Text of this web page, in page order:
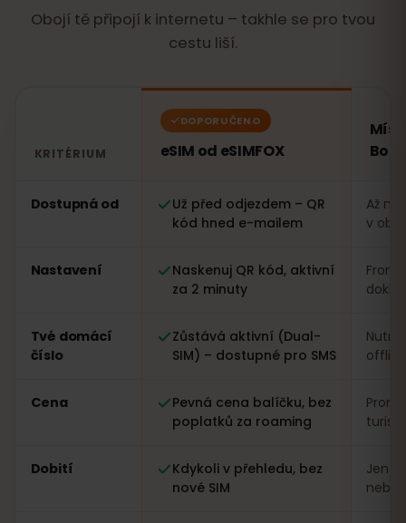
Obojí tě připojí k internetu – takhle se pro tvou
cestu liší.
KRITÉRIUM
DOPORUČENO
eSIM od eSIMFOX
Dostupná od
Už před odjezdem – QR
kód hned e-mailem
Až
v
Nastavení
Naskenuj QR kód, aktivní
za 2 minuty
Tvé domácí
číslo
Zůstává aktivní (Dual-
SIM) – dostupné pro SMS
offline
Cena
Pevná cena balíčku, bez
poplatků za roaming
Dobití
Kdykoli v přehledu, bez
nové SIM
Jen
nebo